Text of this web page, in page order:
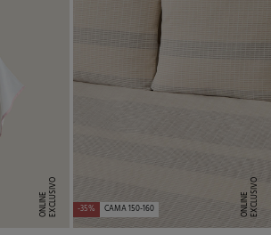
E
X
C
L
U
SI
V
O
O
N
LI
N
E -35% CAMA 150-160 E
X
C
L
U
SI
V
O
O
N
LI
N
E